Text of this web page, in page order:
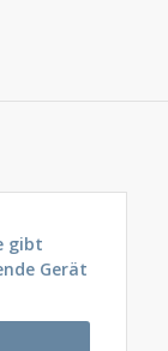
gibt
Gerät